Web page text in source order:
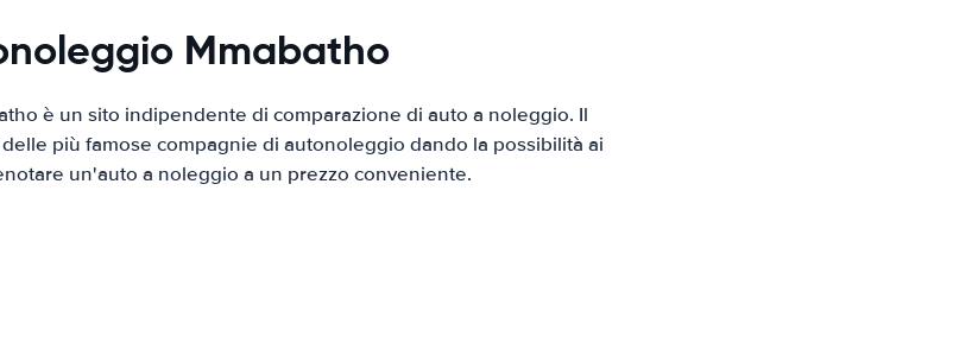
Mmabatho
è un sito indipendente di comparazione di auto a noleggio. Il
più famose compagnie di autonoleggio dando la possibilità ai
un'auto a noleggio a un prezzo conveniente.